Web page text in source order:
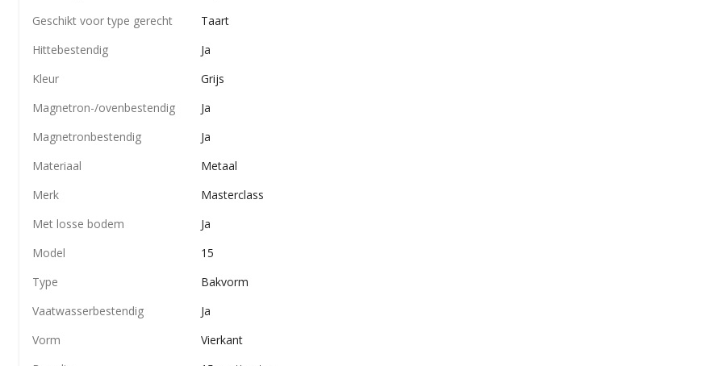
Geschikt voor type gerecht
Taart
Hittebestendig
Ja
Kleur
Grijs
Magnetron-/​ovenbestendig
Ja
Magnetronbestendig
Ja
Materiaal
Metaal
Merk
Masterclass
Met losse bodem
Ja
Model
15
Type
Bakvorm
Vaatwasserbestendig
Ja
Vorm
Vierkant